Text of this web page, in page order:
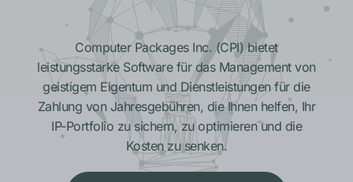
Computer Packages Inc. (CPI) bietet
leistungsstarke Software für das Management von
geistigem Eigentum und Dienstleistungen für die
Zahlung von Jahresgebühren, die Ihnen helfen, Ihr
IP-Portfolio zu sichern, zu optimieren und die
Kosten zu senken.